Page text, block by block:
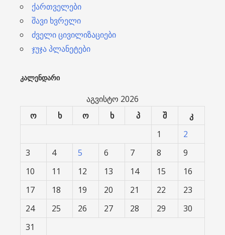
ქართველები
შავი ხვრელი
ძველი ცივილიზაციები
ჯუჯა პლანეტები
ᲙᲐᲚᲔᲜᲓᲐᲠᲘ
აგვისტო 2026
ო
ხ ო ხ პ შ
კ
1
2
3
4 5 6 7 8
9
10
11 12 13 14 15
16
17
18 19 20 21 22
23
24
25 26 27 28 29
30
31